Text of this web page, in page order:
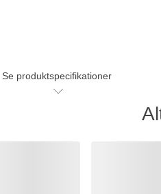
Se produktspecifikationer